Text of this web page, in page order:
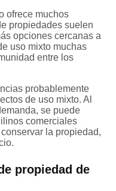
ofrece muchos
propiedades suelen
opciones cercanas a
uso mixto muchas
entre los
probablemente
de uso mixto. Al
se puede
comerciales
la propiedad,
propiedad de